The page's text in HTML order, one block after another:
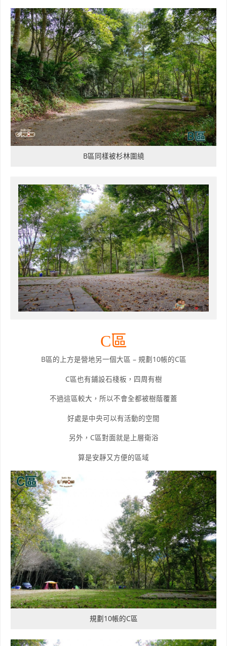
B區同樣被杉林圍繞
C區
B區的上方是營地另一個大區 – 規劃10帳的C區
C區也有鋪設石棧板，四周有樹
不過這區較大，所以不會全都被樹蔭覆蓋
好處是中央可以有活動的空間
另外，C區對面就是上層衛浴
算是安靜又方便的區域
規劃10帳的C區